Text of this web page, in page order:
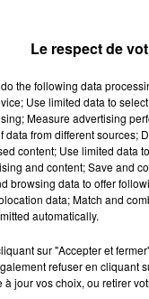
sera jugé à partir
et obstruction à la
avec qui il
le rappeur
d’une
à éclore.
Certaines des
la fameuse vidéo
Le respect de
do the following data
Use limited data to
Measure advertising
data from different sources;
content; Use limited data
and content; Save and
browsing data to offer
data; Match and
automatically.
sur "Accepter et
refuser en cliquant
à jour vos choix, ou retirer